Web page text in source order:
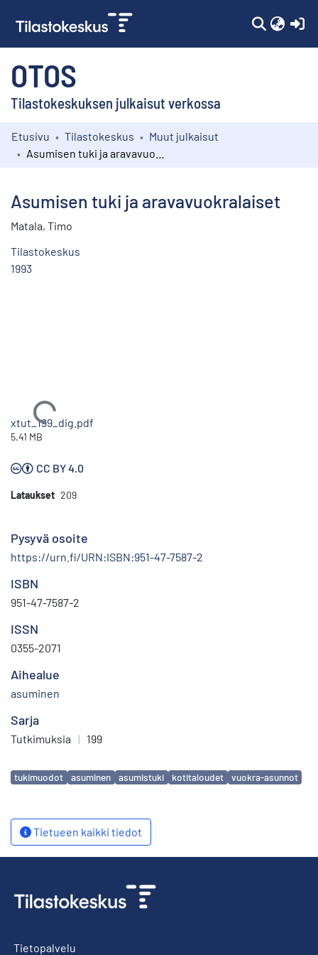
OTOS
Tilastokeskuksen julkaisut verkossa
Kokoelmat
Etusivu Tilastokeskus
Muut julkaisut
Asumisen tuki ja aravavuokralaiset
Matala, Timo
Tilastokeskus
1993
Ladataan...
xtut_199_dig.pdf
5.41 MB
CC BY 4.0
Lataukset 209
Pysyvä osoite
https://urn.fi/URN:ISBN:951-47-7587-2
ISBN
951-47-7587-2
ISSN
0355-2071
Aihealue
asuminen
Sarja
Tutkimuksia | 199
Avainsanat
tukimuodot asuminen asumistuki kotitaloudet vuokra-asunnot
Tietueen kaikki tiedot
Tietopalvelu